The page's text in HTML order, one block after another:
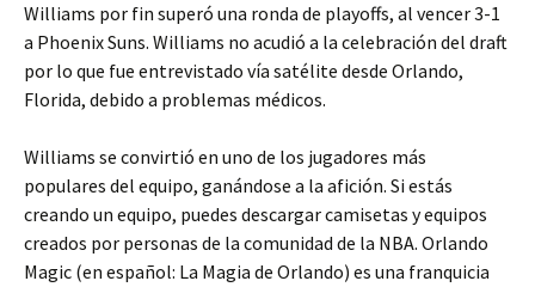
Williams por fin superó una ronda de playoffs, al vencer 3-1
a Phoenix Suns. Williams no acudió a la celebración del draft
por lo que fue entrevistado vía satélite desde Orlando,
Florida, debido a problemas médicos.
Williams se convirtió en uno de los jugadores más
populares del equipo, ganándose a la afición. Si estás
creando un equipo, puedes descargar camisetas y equipos
creados por personas de la comunidad de la NBA. Orlando
Magic (en español: La Magia de Orlando) es una franquicia